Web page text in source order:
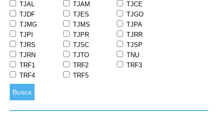
TJAL
TJAM
TJCE
TJDF
TJES
TJGO
TJMG
TJMS
TJPA
TJPI
TJPR
TJRR
TJRS
TJSC
TJSP
TJRN
TJTO
TNU
TRF1
TRF2
TRF3
TRF4
TRF5
Busca